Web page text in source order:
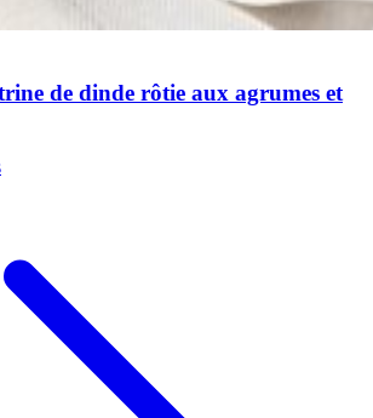
de dinde rôtie aux agrumes et